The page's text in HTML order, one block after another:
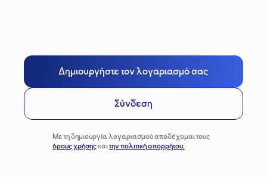
Δημιουργήστε τον λογαριασμό σας
Σύνδεση
Με τη δημιουργία λογαριασμού αποδέχομαι τους
όρους χρήσηςκαιτην πολιτική απορρήτου.